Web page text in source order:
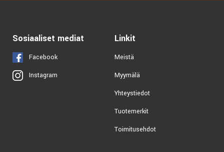
Sosiaaliset mediat
Facebook
Instagram
Linkit
Meistä
Myymälä
Yhteystiedot
Tuotemerkit
Toimitusehdot